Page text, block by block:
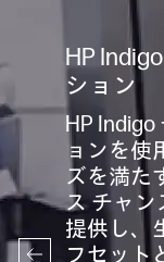
HP
ション
HP
ョンを使
ズを満た
ス チャン
提供し、
フセット